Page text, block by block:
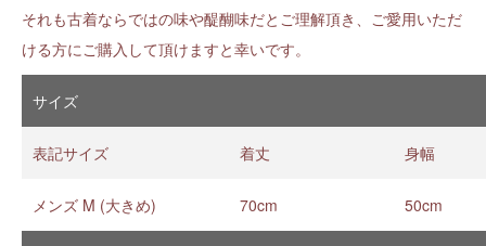
それも古着ならではの味や醍醐味だとご理解頂き、ご愛用いただ
ける方にご購入して頂けますと幸いです。
サイズ
表記サイズ 着丈 身幅
メンズ M (大きめ) 70cm 50cm